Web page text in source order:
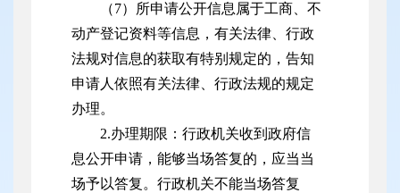
（7）所申请公开信息属于工商、不
动产登记资料等信息，有关法律、行政
法规对信息的获取有特别规定的，告知
申请人依照有关法律、行政法规的规定
办理。
2.办理期限：行政机关收到政府信
息公开申请，能够当场答复的，应当当
场予以答复。行政机关不能当场答复